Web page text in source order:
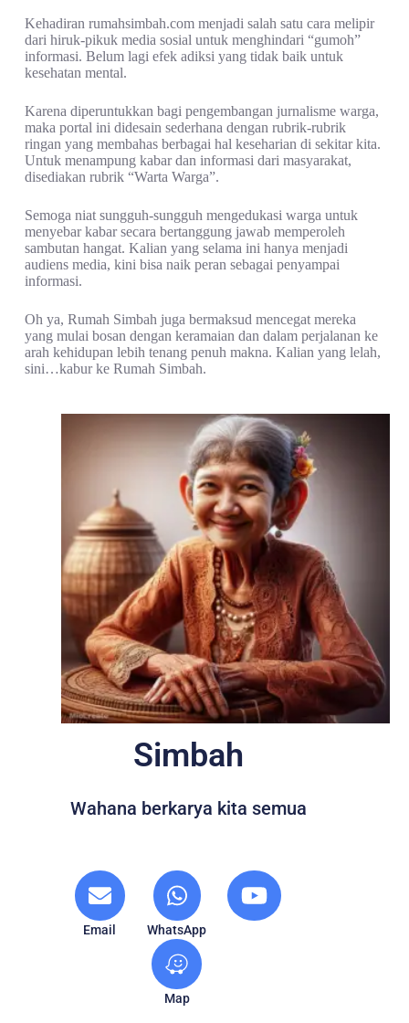
Kehadiran rumahsimbah.com menjadi salah satu cara melipir
dari hiruk-pikuk media sosial untuk menghindari “gumoh”
informasi. Belum lagi efek adiksi yang tidak baik untuk
kesehatan mental.
Karena diperuntukkan bagi pengembangan jurnalisme warga,
maka portal ini didesain sederhana dengan rubrik-rubrik
ringan yang membahas berbagai hal keseharian di sekitar kita.
Untuk menampung kabar dan informasi dari masyarakat,
disediakan rubrik “Warta Warga”.
Semoga niat sungguh-sungguh mengedukasi warga untuk
menyebar kabar secara bertanggung jawab memperoleh
sambutan hangat. Kalian yang selama ini hanya menjadi
audiens media, kini bisa naik peran sebagai penyampai
informasi.
Oh ya, Rumah Simbah juga bermaksud mencegat mereka
yang mulai bosan dengan keramaian dan dalam perjalanan ke
arah kehidupan lebih tenang penuh makna. Kalian yang lelah,
sini…kabur ke Rumah Simbah.
Simbah
Wahana berkarya kita semua
Email WhatsApp
Map